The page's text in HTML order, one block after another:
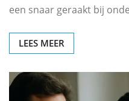
een snaar geraakt bij
LEES MEER